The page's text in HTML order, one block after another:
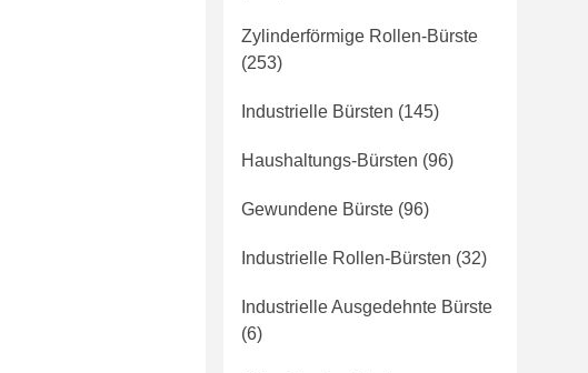
Zylinderförmige Rollen-Bürste
(253)
Industrielle Bürsten (145)
Haushaltungs-Bürsten (96)
Gewundene Bürste (96)
Industrielle Rollen-Bürsten (32)
Industrielle Ausgedehnte Bürste
(6)